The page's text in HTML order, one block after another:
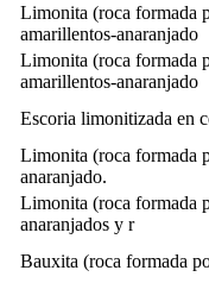
Limonita (roca formada
amarillentos-anaranjado
Limonita (roca formada
amarillentos-anaranjado
Escoria limonitizada en
Limonita (roca formada
anaranjado.
Limonita (roca formada
anaranjados y r
Bauxita (roca formada